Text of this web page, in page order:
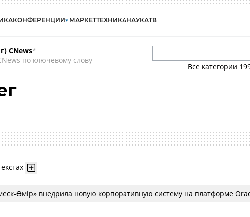
КОНФЕРЕНЦИИ МАРКЕТТЕХНИКАНАУКАТВ
CNews*
по ключевому слову
Все категории
Өмір» внедрила новую корпоративную систему на платформе